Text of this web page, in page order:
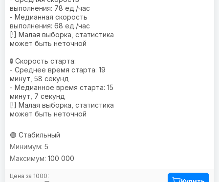
выполнения: 78 ед./час
- Медианная скорость
выполнения: 68 ед./час
[!] Малая выборка, статистика
может быть неточной
🚦 Скорость старта:
- Среднее время старта: 19
минут, 58 секунд
- Медианное время старта: 15
минут, 7 секунд
[!] Малая выборка, статистика
может быть неточной
🟢 Стабильный
5
100 000